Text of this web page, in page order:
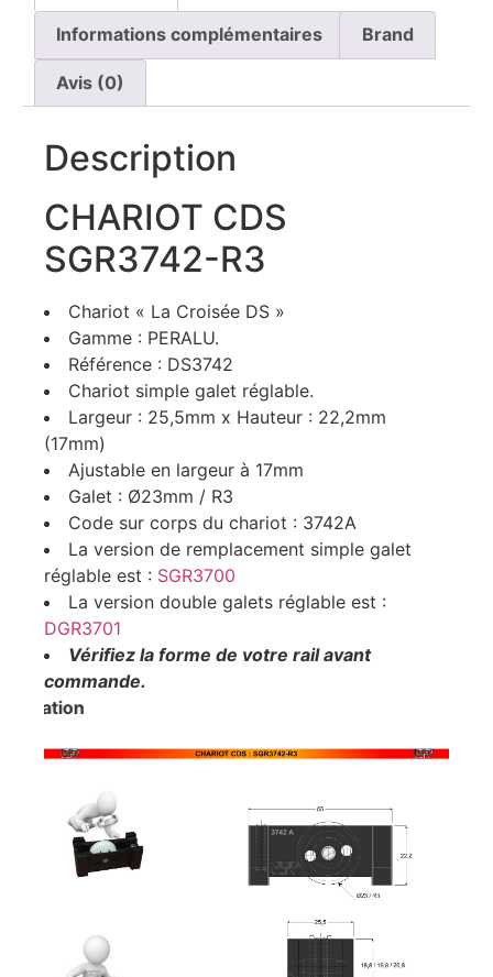
Informations complémentaires Brand
Avis (0)
Description
CHARIOT CDS
SGR3742-R3
Chariot « La Croisée DS »
Gamme : PERALU.
Référence : DS3742
Chariot simple galet réglable.
Largeur : 25,5mm x Hauteur : 22,2mm
(17mm)
Ajustable en largeur à 17mm
Galet : Ø23mm / R3
Code sur corps du chariot : 3742A
La version de remplacement simple galet
réglable est : SGR3700
La version double galets réglable est :
DGR3701
Vérifiez la forme de votre rail avant
commande.